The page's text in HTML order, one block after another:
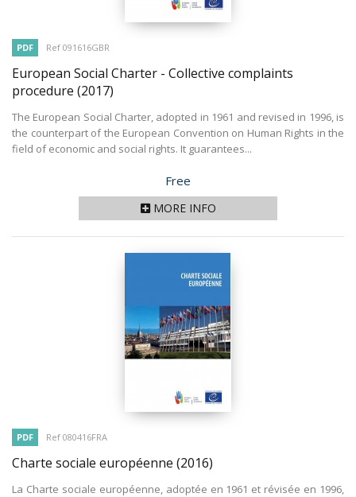
PDF Ref 091616GBR
European Social Charter - Collective complaints
procedure (2017)
The European Social Charter, adopted in 1961 and revised in 1996, is
the counterpart of the European Convention on Human Rights in the
field of economic and social rights. It guarantees...
Price
Free
MORE INFO
PDF Ref 080416FRA
Charte sociale européenne (2016)
La Charte sociale européenne, adoptée en 1961 et révisée en 1996,